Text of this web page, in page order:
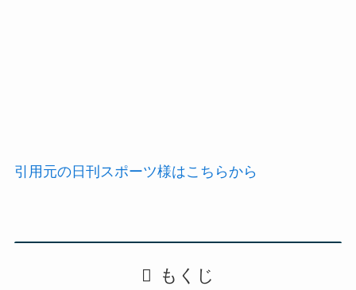
引用元の日刊スポーツ様はこちらから
もくじ